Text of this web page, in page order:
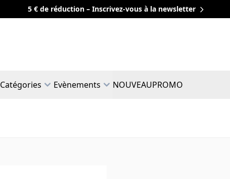
5 € de réduction – Inscrivez-vous à la newsletter
Catégories Evènements NOUVEAUPROMO